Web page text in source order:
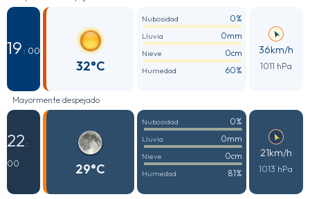
19 : 00
32°C
Nubosidad 0%
Lluvia 0mm
Nieve 0cm
Humedad 60%
36km/h
1011 hPa
Mayormente despejado
22 :
00
29°C
Nubosidad 0%
Lluvia 0mm
Nieve 0cm
Humedad 81%
21km/h
1013 hPa